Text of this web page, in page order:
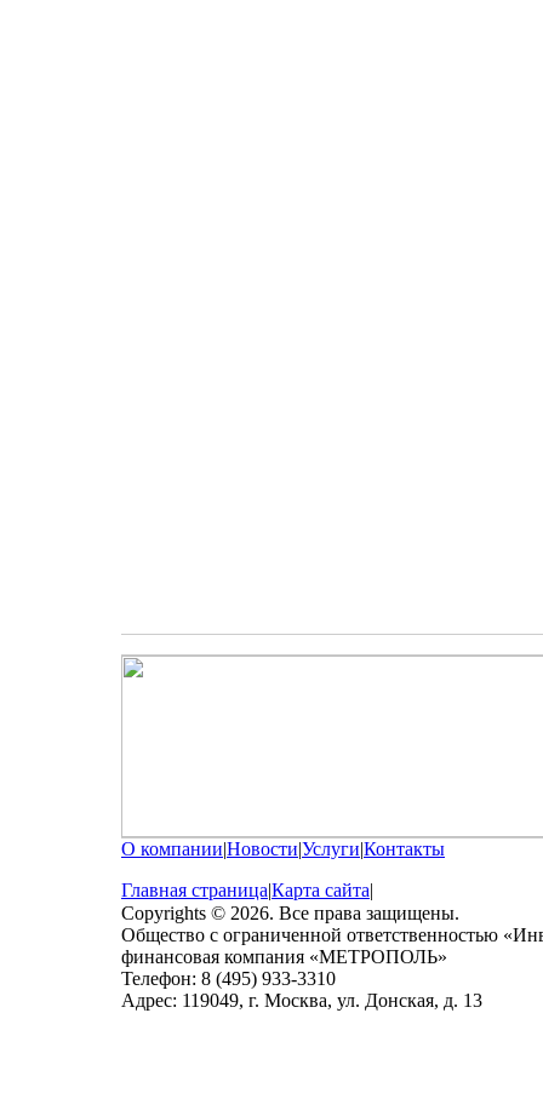
О компании|Новости|Услуги|Контакты
Главная страница|Карта сайта|
Copyrights © 2026. Все права защищены.
Общество с ограниченной ответственностью
финансовая компания «МЕТРОПОЛЬ»
Телефон: 8 (495) 933-3310
Адрес: 119049, г. Москва, ул. Донская, д. 13